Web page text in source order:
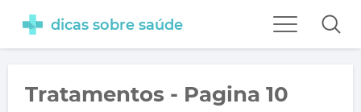
dicas sobre saúde
Tratamentos - Pagina 10